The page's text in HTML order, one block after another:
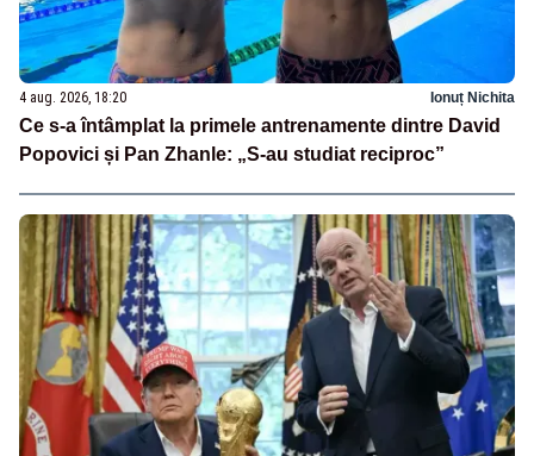
4 aug. 2026, 18:20 Ionuț Nichita
Ce s-a întâmplat la primele antrenamente dintre David
Popovici și Pan Zhanle: „S-au studiat reciproc”